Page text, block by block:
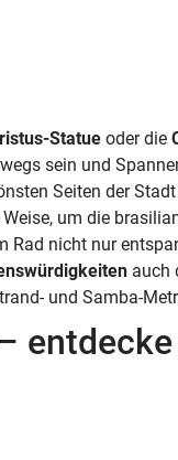
Statue oder die
sein und
Seiten der Stadt
um die
Rad nicht nur
auch
und Samba-